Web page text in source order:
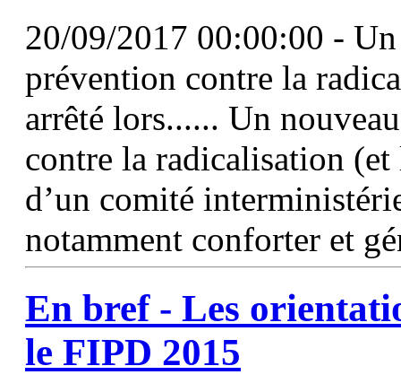
20/09/2017 00:00:00 -
prévention contre la
arrêté lors...... Un
contre la radicalisation
d’un comité
notamment conforter et
En bref - Les
le FIPD 2015